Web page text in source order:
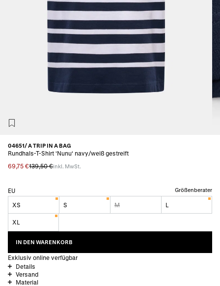
04651/ A TRIP IN A BAG
Rundhals-T-Shirt 'Nunu' navy/weiß gestreift
69,75 €139,50 €inkl. MwSt.
EU Größenberater
XS S M L
XL
IN DEN WARENKORB
Exklusiv online verfügbar
Details
Versand
Material